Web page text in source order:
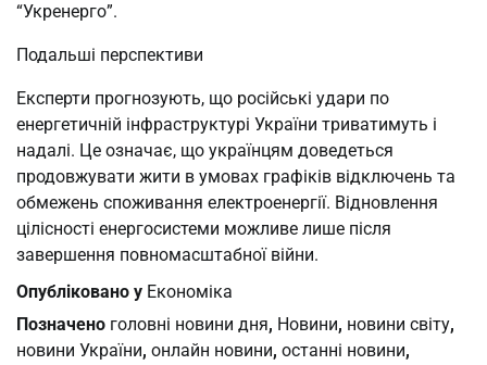
“Укренерго”.
Подальші перспективи
Експерти прогнозують, що російські удари по
енергетичній інфраструктурі України триватимуть і
надалі. Це означає, що українцям доведеться
продовжувати жити в умовах графіків відключень та
обмежень споживання електроенергії. Відновлення
цілісності енергосистеми можливе лише після
завершення повномасштабної війни.
Опубліковано у Економіка
Позначено головні новини дня, Новини, новини світу,
новини України, онлайн новини, останні новини,